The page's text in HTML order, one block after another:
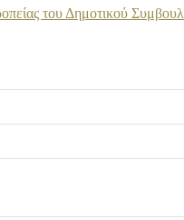
του Δημοτικού